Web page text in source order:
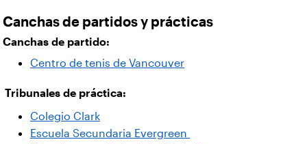
Canchas de partidos y prácticas
Canchas de partido:
Centro de tenis de Vancouver
Tribunales de práctica:
Colegio Clark
Escuela Secundaria Evergreen